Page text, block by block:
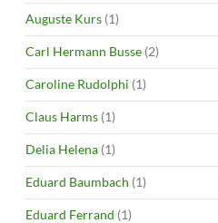
Auguste Kurs (1)
Carl Hermann Busse (2)
Caroline Rudolphi (1)
Claus Harms (1)
Delia Helena (1)
Eduard Baumbach (1)
Eduard Ferrand (1)